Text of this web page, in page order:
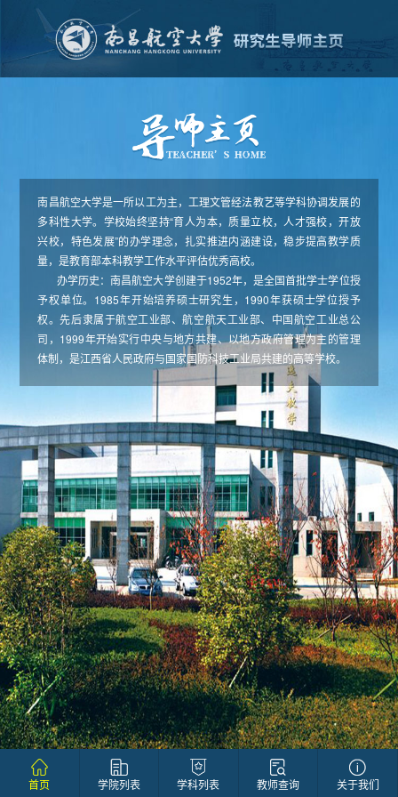
南昌航空大学是一所以工为主，工理文管经法教艺等学科协调发展的
多科性大学。学校始终坚持“育人为本，质量立校，人才强校，开放
兴校，特色发展”的办学理念，扎实推进内涵建设，稳步提高教学质
量，是教育部本科教学工作水平评估优秀高校。
办学历史：南昌航空大学创建于1952年，是全国首批学士学位授
予权单位。1985年开始培养硕士研究生，1990年获硕士学位授予
权。先后隶属于航空工业部、航空航天工业部、中国航空工业总公
司，1999年开始实行中央与地方共建、以地方政府管理为主的管理
体制，是江西省人民政府与国家国防科技工业局共建的高等学校。
首页 学院列表 学科列表 教师查询 关于我们